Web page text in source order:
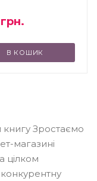
грн.
В КОШИК
книгу Зростаємо
магазині
цілком